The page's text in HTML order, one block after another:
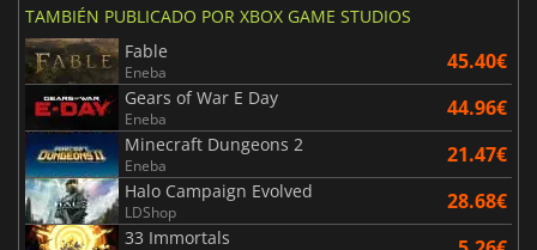
TAMBIÉN PUBLICADO POR XBOX GAME STUDIOS
Fable
Eneba 45.40€
Gears of War E Day
Eneba 44.96€
Minecraft Dungeons 2
Eneba 21.47€
Halo Campaign Evolved
LDShop 28.68€
33 Immortals